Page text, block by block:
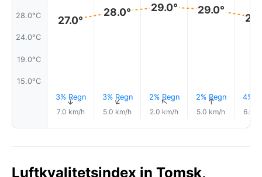
28.0°C
24.0°C
19.0°C
15.0°C
27.0°
3% Regn
↑
7.0 km/h
28.0°
3% Regn
↑
5.0 km/h
29.0°
2% Regn
↑
2.0 km/h
29.0°
2% Regn
↑
5.0 km/h
4%
6.0
Luftkvalitetsindex in Tomsk,